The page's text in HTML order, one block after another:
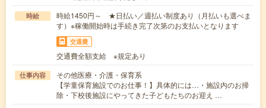
時給
時給1450円～ ★日払い／週払い制度あり（月払いも選べま
す）※稼働開始時は手続き完了次第のお支払いとなります
交通費
交通費全額支給 ※規定あり
仕事内容
その他医療・介護・保育系
【学童保育施設でのお仕事！】具体的には…・施設内のお掃
除・下校後施設にやってきた子どもたちのお迎え …